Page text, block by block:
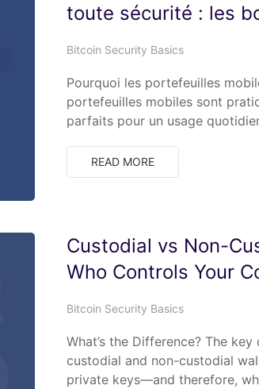
toute sécurité : les
Bitcoin Security Basics
Pourquoi les portefeuilles
portefeuilles mobiles sont
parfaits pour un usage
READ MORE
Custodial vs Non-
Who Controls Your
Bitcoin Security Basics
What’s the Difference? The
custodial and non-custodial
private keys—and therefore,